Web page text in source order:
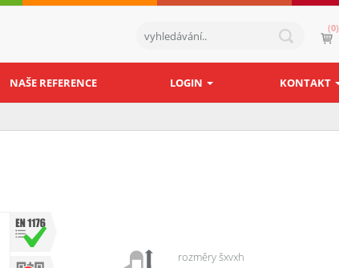
(0)
NAŠE REFERENCE LOGIN KONTAKT
rozměry šxvxh